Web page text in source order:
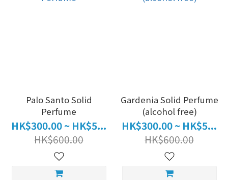
Palo Santo Solid
Perfume
HK$300.00 ~ HK$5...
HK$600.00
Gardenia Solid Perfume
(alcohol free)
HK$300.00 ~ HK$5...
HK$600.00